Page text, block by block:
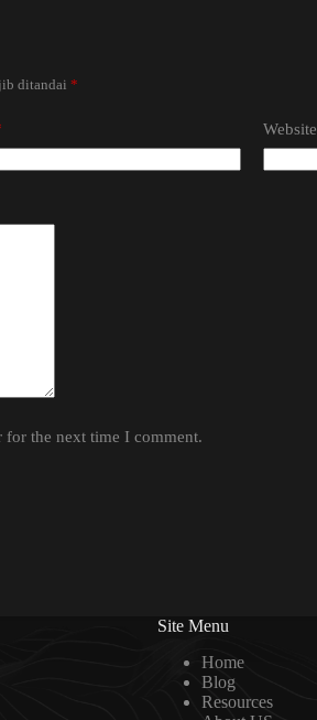
ditandai *
Website
for the next time I comment.
Site Menu
Home
Blog
Resources